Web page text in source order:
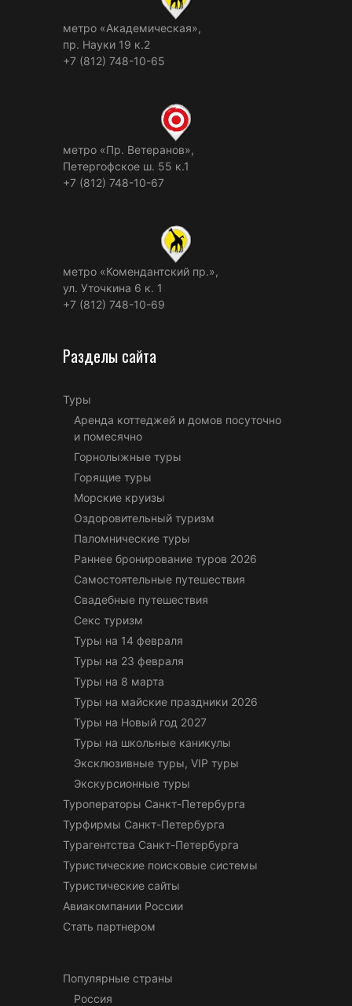
метро «Академическая»,
пр. Науки 19 к.2
+7 (812) 748-10-65
метро «Пр. Ветеранов»,
Петергофское ш. 55 к.1
+7 (812) 748-10-67
метро «Комендантский пр.»,
ул. Уточкина 6 к. 1
+7 (812) 748-10-69
Разделы сайта
Туры
Аренда коттеджей и домов посуточно
и помесячно
Горнолыжные туры
Горящие туры
Морские круизы
Оздоровительный туризм
Паломнические туры
Раннее бронирование туров 2026
Самостоятельные путешествия
Свадебные путешествия
Секс туризм
Туры на 14 февраля
Туры на 23 февраля
Туры на 8 марта
Туры на майские праздники 2026
Туры на Новый год 2027
Туры на школьные каникулы
Эксклюзивные туры, VIP туры
Экскурсионные туры
Туроператоры Санкт-Петербурга
Турфирмы Санкт-Петербурга
Турагентства Санкт-Петербурга
Туристические поисковые системы
Туристические сайты
Авиакомпании России
Стать партнером
Популярные страны
Россия